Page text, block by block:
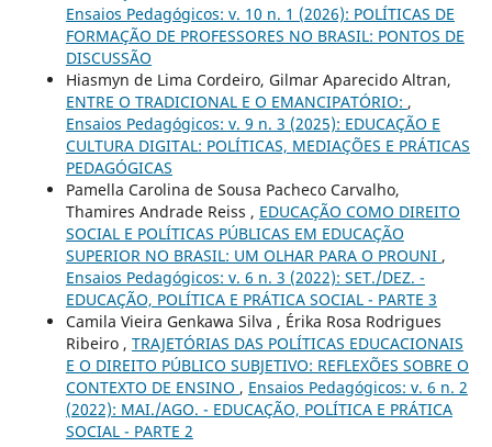
Ensaios Pedagógicos: v. 10 n. 1 (2026): POLÍTICAS DE
FORMAÇÃO DE PROFESSORES NO BRASIL: PONTOS DE
DISCUSSÃO
Hiasmyn de Lima Cordeiro, Gilmar Aparecido Altran,
ENTRE O TRADICIONAL E O EMANCIPATÓRIO: ,
Ensaios Pedagógicos: v. 9 n. 3 (2025): EDUCAÇÃO E
CULTURA DIGITAL: POLÍTICAS, MEDIAÇÕES E PRÁTICAS
PEDAGÓGICAS
Pamella Carolina de Sousa Pacheco Carvalho,
Thamires Andrade Reiss , EDUCAÇÃO COMO DIREITO
SOCIAL E POLÍTICAS PÚBLICAS EM EDUCAÇÃO
SUPERIOR NO BRASIL: UM OLHAR PARA O PROUNI ,
Ensaios Pedagógicos: v. 6 n. 3 (2022): SET./DEZ. -
EDUCAÇÃO, POLÍTICA E PRÁTICA SOCIAL - PARTE 3
Camila Vieira Genkawa Silva , Érika Rosa Rodrigues
Ribeiro , TRAJETÓRIAS DAS POLÍTICAS EDUCACIONAIS
E O DIREITO PÚBLICO SUBJETIVO: REFLEXÕES SOBRE O
CONTEXTO DE ENSINO , Ensaios Pedagógicos: v. 6 n. 2
(2022): MAI./AGO. - EDUCAÇÃO, POLÍTICA E PRÁTICA
SOCIAL - PARTE 2